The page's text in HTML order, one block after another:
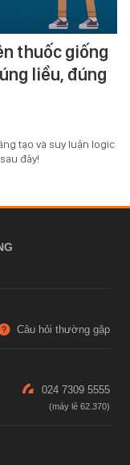
thuốc giống
liều, đúng
tạo và suy luận logic
đây!
Câu hỏi thường gặp
024 7309 5555